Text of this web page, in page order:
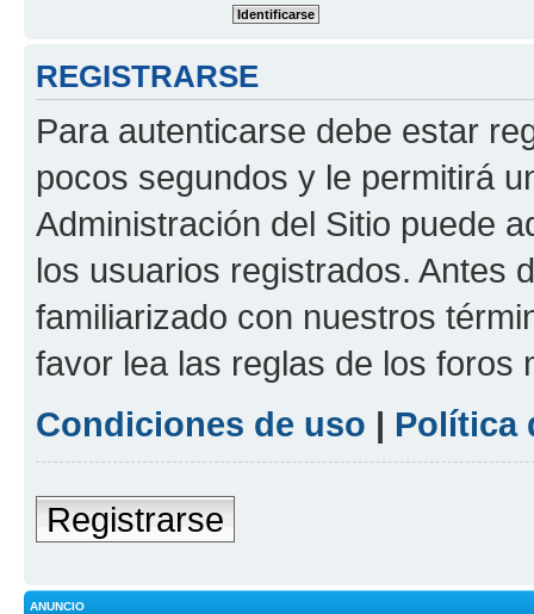
REGISTRARSE
Para autenticarse debe estar
pocos segundos y le permitirá
Administración del Sitio puede
los usuarios registrados. Antes
familiarizado con nuestros
favor lea las reglas de los foros
Condiciones de uso | Política
Registrarse
ANUNCIO